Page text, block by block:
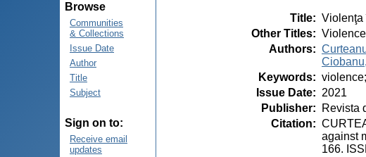
Browse
Communities
& Collections
Issue Date
Author
Title
Subject
Sign on to:
Receive email
updates
Title: Violenţa
Other Titles:
Authors:
Keywords:
Issue Date: 2021
Publisher:
Revista
Citation:
against
166.